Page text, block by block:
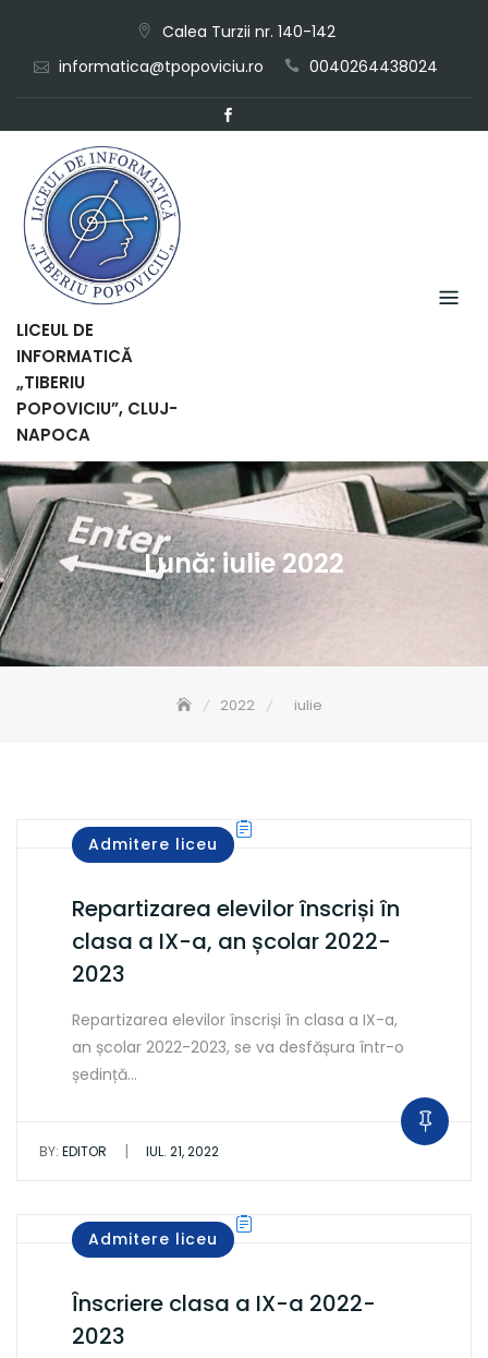
content
Calea Turzii nr. 140-142
informatica@tpopoviciu.ro
0040264438024
LICEUL DE
INFORMATICĂ
„TIBERIU
POPOVICIU”, CLUJ-
NAPOCA
Lună:iulie 2022
2022 iulie
Admitere liceu
Repartizarea elevilor înscriși în
clasa a IX-a, an școlar 2022-
2023
Repartizarea elevilor înscriși în clasa a IX-a,
an școlar 2022-2023, se va desfășura într-o
ședință…
BY: EDITOR | IUL. 21, 2022
Admitere liceu
Înscriere clasa a IX-a 2022-
2023